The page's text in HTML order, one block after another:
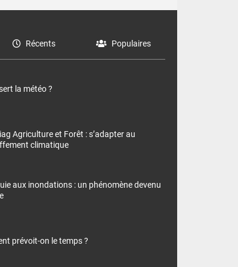
Récents Populaires
la météo ?
Agriculture et Forêt : s’adapter au
climatique
aux inondations : un phénomène devenu
prévoit-on le temps ?